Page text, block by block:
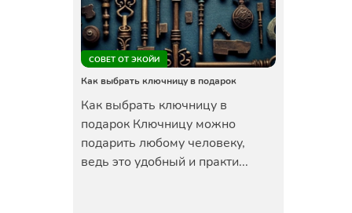
СОВЕТ ОТ ЭКОЙИ
Как выбрать ключницу в подарок
Как выбрать ключницу в
подарок Ключницу можно
подарить любому человеку,
ведь это удобный и практи...